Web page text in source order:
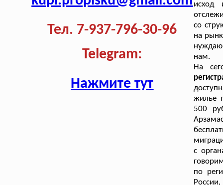
Тел. 7-937-796-30-96
Telegram:
Нажмите тут
исход
со
на
нам.
На
жилье
500
с
по